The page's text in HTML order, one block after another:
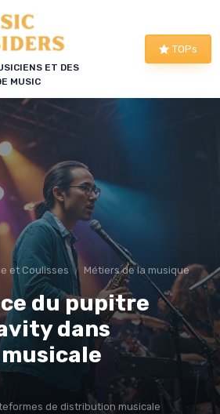
ET DES
MUSIC
TOPs
et Coulisses Métiers de la musique
du pupitre
dans
de distribution musicale
cookies